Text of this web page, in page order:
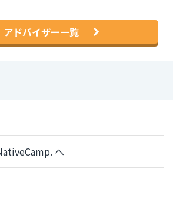
アドバイザー一覧
へ